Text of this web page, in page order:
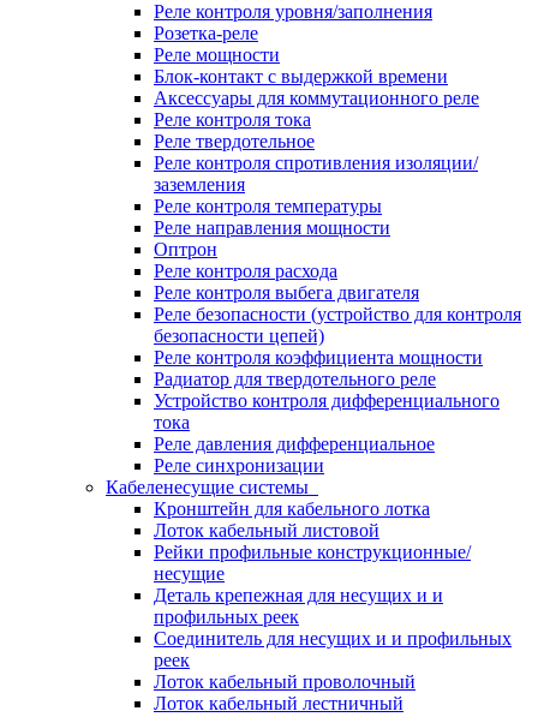
Реле контроля уровня/заполнения
Розетка-реле
Реле мощности
Блок-контакт с выдержкой времени
Аксессуары для коммутационного реле
Реле контроля тока
Реле твердотельное
Реле контроля спротивления изоляции/
заземления
Реле контроля температуры
Реле направления мощности
Оптрон
Реле контроля расхода
Реле контроля выбега двигателя
Реле безопасности (устройство для контроля
безопасности цепей)
Реле контроля коэффициента мощности
Радиатор для твердотельного реле
Устройство контроля дифференциального
тока
Реле давления дифференциальное
Реле синхронизации
Кабеленесущие системы
Кронштейн для кабельного лотка
Лоток кабельный листовой
Рейки профильные конструкционные/
несущие
Деталь крепежная для несущих и и
профильных реек
Соединитель для несущих и и профильных
реек
Лоток кабельный проволочный
Лоток кабельный лестничный